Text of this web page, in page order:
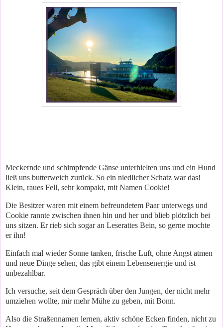
Meckernde und schimpfende Gänse unterhielten uns und ein Hund
ließ uns butterweich zurück. So ein niedlicher Schatz war das!
Klein, raues Fell, sehr kompakt, mit Namen Cookie!
Die Besitzer waren mit einem befreundetem Paar unterwegs und
Cookie rannte zwischen ihnen hin und her und blieb plötzlich bei
uns sitzen. Er rieb sich sogar an Leserattes Bein, so gerne mochte
er ihn!
Einfach mal wieder Sonne tanken, frische Luft, ohne Angst atmen
und neue Dinge sehen, das gibt einem Lebensenergie und ist
unbezahlbar.
Ich versuche, seit dem Gespräch über den Jungen, der nicht mehr
umziehen wollte, mir mehr Mühe zu geben, mit Bonn.
Also die Straßennamen lernen, aktiv schöne Ecken finden, nicht zu